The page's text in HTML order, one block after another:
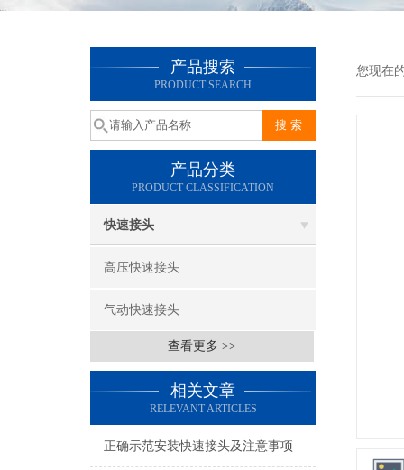
产品搜索
PRODUCT SEARCH
产品分类
PRODUCT CLASSIFICATION
快速接头
高压快速接头
气动快速接头
查看更多 >>
相关文章
RELEVANT ARTICLES
正确示范安装快速接头及注意事项
您现在